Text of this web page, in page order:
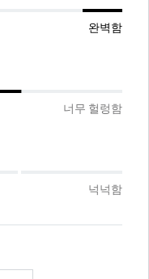
완벽함
너무 헐렁함
넉넉함